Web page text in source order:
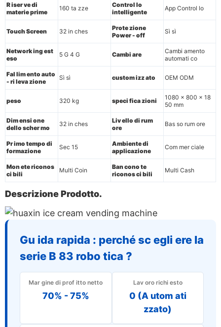
R iser ve di
materie prime
160 ta zze
Control lo
intelligente
App Control lo
Touch Screen 32 in ches
Prote zione
Power - off
Sì sì
Network ing est
eso
5 G 4 G Cambi are
Cambi amento
automati co
Fal lim ento auto
- ri leva zione
Sì sì custom izz ato OEM ODM
peso 320 kg speci fica zioni
1080 x 800 x 18
50 mm
Dim ensi one
dello scher mo
32 in ches
Liv ello di rum
ore
Bas so rum ore
Pr imo tempo di
formazione
Sec 15
Ambiente di
applicazione
Com mer ciale
Mon ete riconos
ci bili
Multi Coin
Ban cono te
riconos ci bili
Multi Cash
Descrizione Prodotto.
Gu ida rapida : perché sc egli ere la
serie B 83 robo tica ?
Mar gine di prof itto netto
70% - 75%
Lav oro richi esto
0 (A utom ati
zzato)